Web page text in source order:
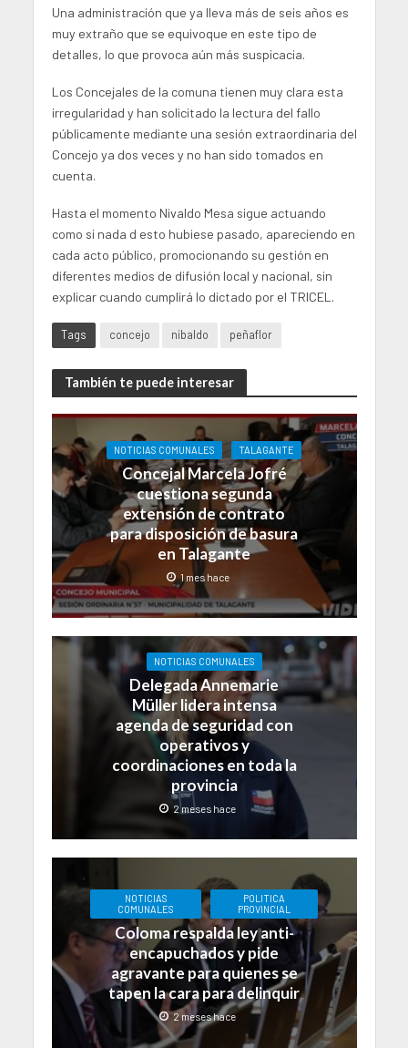
Una administración que ya lleva más de seis años es
muy extraño que se equivoque en este tipo de
detalles, lo que provoca aún más suspicacia.
Los Concejales de la comuna tienen muy clara esta
irregularidad y han solicitado la lectura del fallo
públicamente mediante una sesión extraordinaria del
Concejo ya dos veces y no han sido tomados en
cuenta.
Hasta el momento Nivaldo Mesa sigue actuando
como si nada d esto hubiese pasado, apareciendo en
cada acto público, promocionando su gestión en
diferentes medios de difusión local y nacional, sin
explicar cuando cumplirá lo dictado por el TRICEL.
Tags concejo nibaldo peñaflor
También te puede interesar
NOTICIAS COMUNALES TALAGANTE
Concejal Marcela Jofré
cuestiona segunda
extensión de contrato
para disposición de basura
en Talagante
1 mes hace
NOTICIAS COMUNALES
Delegada Annemarie
Müller lidera intensa
agenda de seguridad con
operativos y
coordinaciones en toda la
provincia
2 meses hace
NOTICIAS
COMUNALES
POLITICA
PROVINCIAL
Coloma respalda ley anti-
encapuchados y pide
agravante para quienes se
tapen la cara para delinquir
2 meses hace